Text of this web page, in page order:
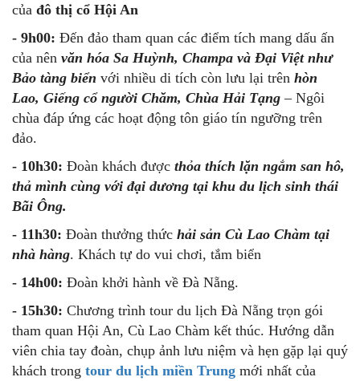
của đô thị cổ Hội An
- 9h00: Đến đảo tham quan các điểm tích mang dấu ấn
của nên văn hóa Sa Huỳnh, Champa và Đại Việt như
Bảo tàng biển với nhiều di tích còn lưu lại trên hòn
Lao, Giếng cổ người Chăm, Chùa Hải Tạng – Ngôi
chùa đáp ứng các hoạt động tôn giáo tín ngưỡng trên
đảo.
- 10h30: Đoàn khách được thỏa thích lặn ngắm san hô,
thả mình cùng với đại dương tại khu du lịch sinh thái
Bãi Ông.
- 11h30: Đoàn thưởng thức hải sản Cù Lao Chàm tại
nhà hàng. Khách tự do vui chơi, tắm biển
- 14h00: Đoàn khởi hành về Đà Nẵng.
- 15h30: Chương trình tour du lịch Đà Nẵng trọn gói
tham quan Hội An, Cù Lao Chàm kết thúc. Hướng dẫn
viên chia tay đoàn, chụp ảnh lưu niệm và hẹn gặp lại quý
khách trong tour du lịch miền Trung mới nhất của